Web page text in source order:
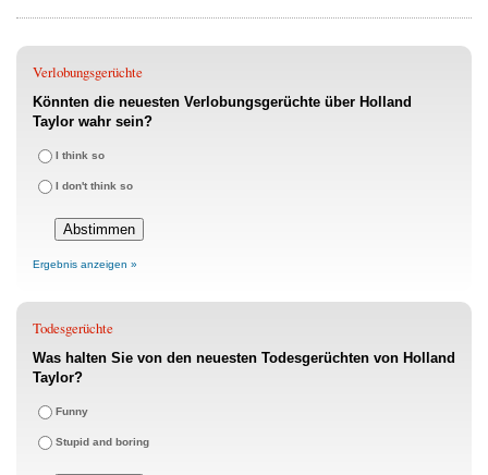
Verlobungsgerüchte
Könnten die neuesten Verlobungsgerüchte über Holland
Taylor wahr sein?
I think so
I don't think so
Ergebnis anzeigen »
Todesgerüchte
Was halten Sie von den neuesten Todesgerüchten von Holland
Taylor?
Funny
Stupid and boring